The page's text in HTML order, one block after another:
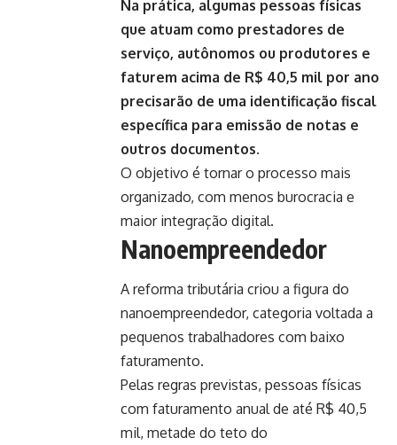
Na prática, algumas pessoas físicas
que atuam como prestadores de
serviço, autônomos ou produtores e
faturem acima de R$ 40,5 mil por ano
precisarão de uma identificação fiscal
específica para emissão de notas e
outros documentos.
O objetivo é tornar o processo mais
organizado, com menos burocracia e
maior integração digital.
Nanoempreendedor
A reforma tributária criou a figura do
nanoempreendedor, categoria voltada a
pequenos trabalhadores com baixo
faturamento.
Pelas regras previstas, pessoas físicas
com faturamento anual de até R$ 40,5
mil, metade do teto do